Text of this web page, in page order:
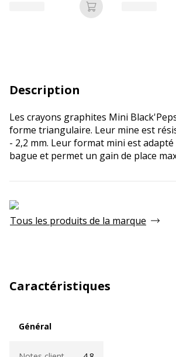
Ajouter au panier
Description
Les crayons graphites Mini
forme triangulaire. Leur mine est
- 2,2 mm. Leur format mini est adapté
bague et permet un gain de place
Tous les produits de la marque
Caractéristiques
Général